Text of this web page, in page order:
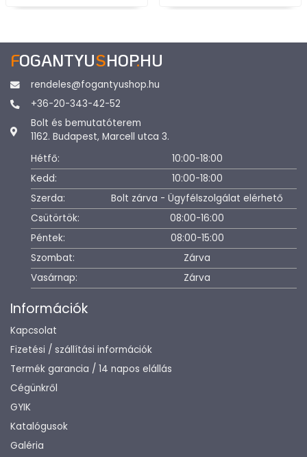
FOGANTYUSHOP.HU
rendeles@fogantyushop.hu
+36-20-343-42-52
Bolt és bemutatóterem
1162. Budapest, Marcell utca 3.
Hétfő:
10:00-18:00
Kedd:
10:00-18:00
Szerda:
Bolt zárva - Ügyfélszolgálat elérhető
Csütörtök:
08:00-16:00
Péntek:
08:00-15:00
Szombat:
Zárva
Vasárnap:
Zárva
Információk
Kapcsolat
Fizetési / szállítási információk
Termék garancia / 14 napos elállás
Cégünkről
GYIK
Katalógusok
Galéria